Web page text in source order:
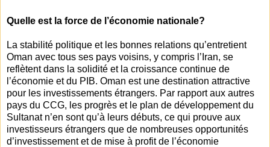
Quelle est la force de l’économie nationale?
La stabilité politique et les bonnes relations qu’entretient
Oman avec tous ses pays voisins, y compris l’Iran, se
reflètent dans la solidité et la croissance continue de
l’économie et du PIB. Oman est une destination attractive
pour les investissements étrangers. Par rapport aux autres
pays du CCG, les progrès et le plan de développement du
Sultanat n’en sont qu’à leurs débuts, ce qui prouve aux
investisseurs étrangers que de nombreuses opportunités
d’investissement et de mise à profit de l’économie